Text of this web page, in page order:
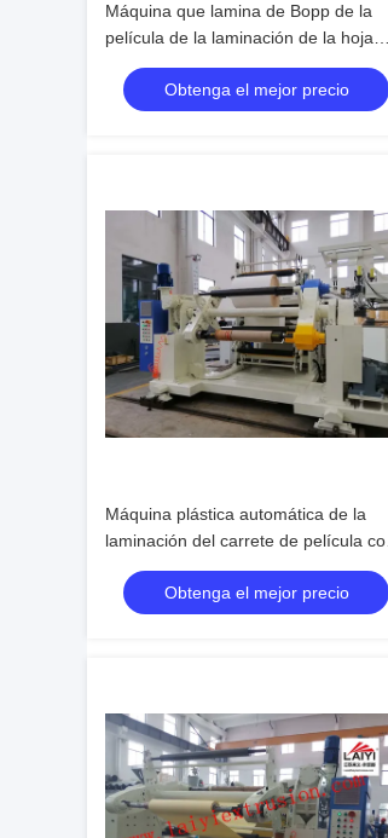
Máquina que lamina de Bopp de la
película de la laminación de la hoja
plástica plástica termal de la máquina
Obtenga el mejor precio
Máquina plástica automática de la
laminación del carrete de película con
la desenrolladora doble de la estación
y Rewinder en azul y blanco
Obtenga el mejor precio